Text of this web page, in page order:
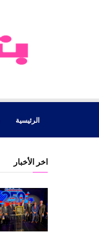
الرئيسية
اخر الأخبار